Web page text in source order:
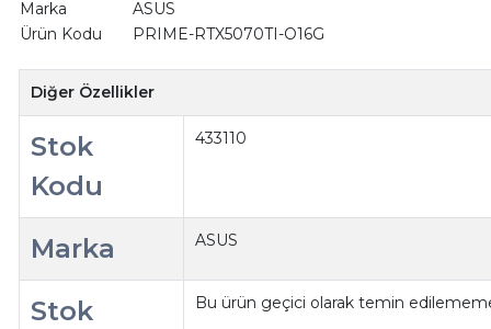
Marka
ASUS
Ürün Kodu
PRIME-RTX5070TI-O16G
Diğer Özellikler
Stok
Kodu
433110
Marka ASUS
Stok
Bu ürün geçici olarak temin